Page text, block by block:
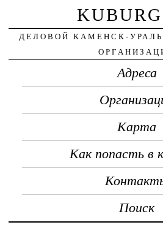
ДЕЛОВОЙ КАМЕНСК-
Адреса
Карта
Как попасть в
Поиск